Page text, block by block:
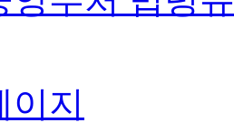
이지